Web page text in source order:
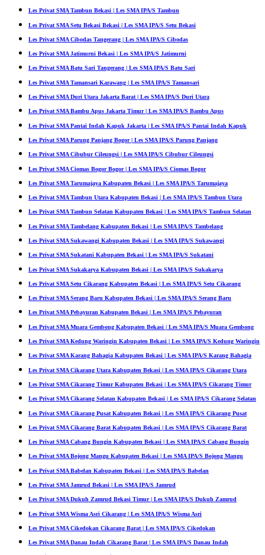
Les Privat SMA Tambun Bekasi | Les SMA IPA/S Tambun
Les Privat SMA Setu Bekasi Bekasi | Les SMA IPA/S Setu Bekasi
Les Privat SMA Cibodas Tangerang | Les SMA IPA/S Cibodas
Les Privat SMA Jatimurni Bekasi | Les SMA IPA/S Jatimurni
Les Privat SMA Batu Sari Tangerang | Les SMA IPA/S Batu Sari
Les Privat SMA Tamansari Karawang | Les SMA IPA/S Tamansari
Les Privat SMA Duri Utara Jakarta Barat | Les SMA IPA/S Duri Utara
Les Privat SMA Bambu Apus Jakarta Timur | Les SMA IPA/S Bambu Apus
Les Privat SMA Pantai Indah Kapuk Jakarta | Les SMA IPA/S Pantai Indah Kapuk
Les Privat SMA Parung Panjang Bogor | Les SMA IPA/S Parung Panjang
Les Privat SMA Cibubur Cileungsi | Les SMA IPA/S Cibubur Cileungsi
Les Privat SMA Ciomas Bogor Bogor | Les SMA IPA/S Ciomas Bogor
Les Privat SMA Tarumajaya Kabupaten Bekasi | Les SMA IPA/S Tarumajaya
Les Privat SMA Tambun Utara Kabupaten Bekasi | Les SMA IPA/S Tambun Utara
Les Privat SMA Tambun Selatan Kabupaten Bekasi | Les SMA IPA/S Tambun Selatan
Les Privat SMA Tambelang Kabupaten Bekasi | Les SMA IPA/S Tambelang
Les Privat SMA Sukawangi Kabupaten Bekasi | Les SMA IPA/S Sukawangi
Les Privat SMA Sukatani Kabupaten Bekasi | Les SMA IPA/S Sukatani
Les Privat SMA Sukakarya Kabupaten Bekasi | Les SMA IPA/S Sukakarya
Les Privat SMA Setu Cikarang Kabupaten Bekasi | Les SMA IPA/S Setu Cikarang
Les Privat SMA Serang Baru Kabupaten Bekasi | Les SMA IPA/S Serang Baru
Les Privat SMA Pebayuran Kabupaten Bekasi | Les SMA IPA/S Pebayuran
Les Privat SMA Muara Gembong Kabupaten Bekasi | Les SMA IPA/S Muara Gembong
Les Privat SMA Kedung Waringin Kabupaten Bekasi | Les SMA IPA/S Kedung Waringin
Les Privat SMA Karang Bahagia Kabupaten Bekasi | Les SMA IPA/S Karang Bahagia
Les Privat SMA Cikarang Utara Kabupaten Bekasi | Les SMA IPA/S Cikarang Utara
Les Privat SMA Cikarang Timur Kabupaten Bekasi | Les SMA IPA/S Cikarang Timur
Les Privat SMA Cikarang Selatan Kabupaten Bekasi | Les SMA IPA/S Cikarang Selatan
Les Privat SMA Cikarang Pusat Kabupaten Bekasi | Les SMA IPA/S Cikarang Pusat
Les Privat SMA Cikarang Barat Kabupaten Bekasi | Les SMA IPA/S Cikarang Barat
Les Privat SMA Cabang Bungin Kabupaten Bekasi | Les SMA IPA/S Cabang Bungin
Les Privat SMA Bojong Mangu Kabupaten Bekasi | Les SMA IPA/S Bojong Mangu
Les Privat SMA Babelan Kabupaten Bekasi | Les SMA IPA/S Babelan
Les Privat SMA Jamrud Bekasi | Les SMA IPA/S Jamrud
Les Privat SMA Dukuh Zamrud Bekasi Timur | Les SMA IPA/S Dukuh Zamrud
Les Privat SMA Wisma Asri Cikarang | Les SMA IPA/S Wisma Asri
Les Privat SMA Cikedokan Cikarang Barat | Les SMA IPA/S Cikedokan
Les Privat SMA Danau Indah Cikarang Barat | Les SMA IPA/S Danau Indah